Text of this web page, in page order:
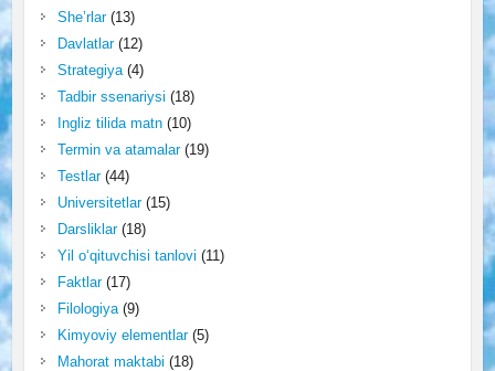
She’rlar(13)
Davlatlar(12)
Strategiya(4)
Tadbir ssenariysi (18)
Ingliz tilida matn(10)
Termin va atamalar(19)
Testlar(44)
Universitetlar(15)
Darsliklar(18)
Yil o‘qituvchisi tanlovi (11)
Faktlar(17)
Filologiya(9)
Kimyoviy elementlar(5)
Mahorat maktabi (18)